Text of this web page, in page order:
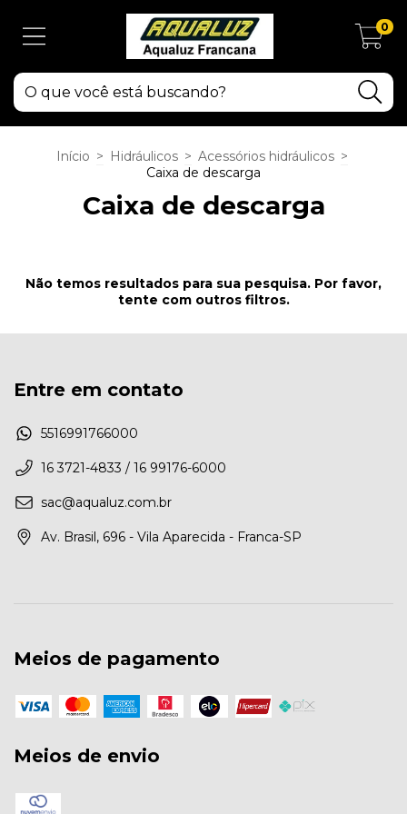
0
Início > Hidráulicos > Acessórios hidráulicos >
Caixa de descarga
Caixa de descarga
Não temos resultados para sua pesquisa. Por favor,
tente com outros filtros.
Entre em contato
5516991766000
16 3721-4833 / 16 99176-6000
sac@aqualuz.com.br
Av. Brasil, 696 - Vila Aparecida - Franca-SP
Meios de pagamento
Meios de envio